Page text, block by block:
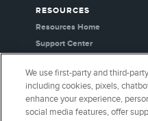
RESOURCES
Resources Home
Support Center
Webinars
Release History
General Aviation Blog
We use first-party and third-
including cookies, pixels,
enhance your experience,
social media features, offer